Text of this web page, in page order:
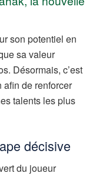
son potentiel en
sa valeur
Désormais, c’est
afin de renforcer
talents les plus
décisive
du joueur